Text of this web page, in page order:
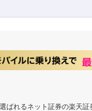
れるネット証券の楽天